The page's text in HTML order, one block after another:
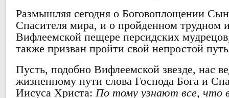
Размышляя сегодня о Боговоплощении
Спасителя мира, и о пройденном трудном
Вифлеемской пещере персидских
также призван пройти свой непростой
Пусть, подобно Вифлеемской звезде, нас
жизненному пути слова Господа Бога и
Иисуса Христа:По тому узнают все, что